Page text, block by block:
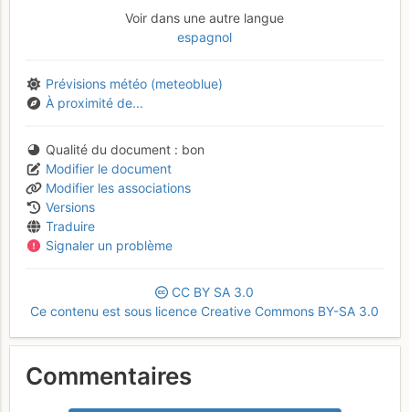
Voir dans une autre langue
espagnol
Prévisions météo (meteoblue)
À proximité de...
Qualité du document
bon
Modifier le document
Modifier les associations
Versions
Traduire
Signaler un problème
CC BY SA 3.0
Ce contenu est sous licence Creative Commons BY-SA 3.0
Commentaires